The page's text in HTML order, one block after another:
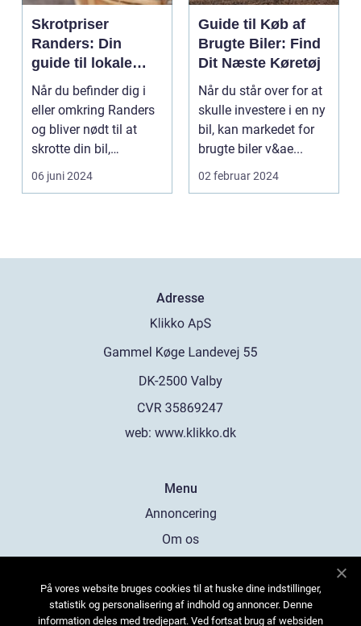
Skrotpriser
Randers: Din
guide til lokale
muligheder
Når du befinder dig i
eller omkring Randers
og bliver nødt til at
skrotte din bil,
gammelt jern elle...
06 juni 2024
Guide til Køb af
Brugte Biler: Find
Dit Næste Køretøj
Når du står over for at
skulle investere i en ny
bil, kan markedet for
brugte biler v&ae...
02 februar 2024
Adresse
web: www.klikko.dk
Menu
Annoncering
Om os
Kontakt os
Sitemap
På vores website bruges cookies til at huske dine indstillinger,
statistik og personalisering af indhold og annoncer. Denne
information deles med tredjepart. Ved fortsat brug af websiden